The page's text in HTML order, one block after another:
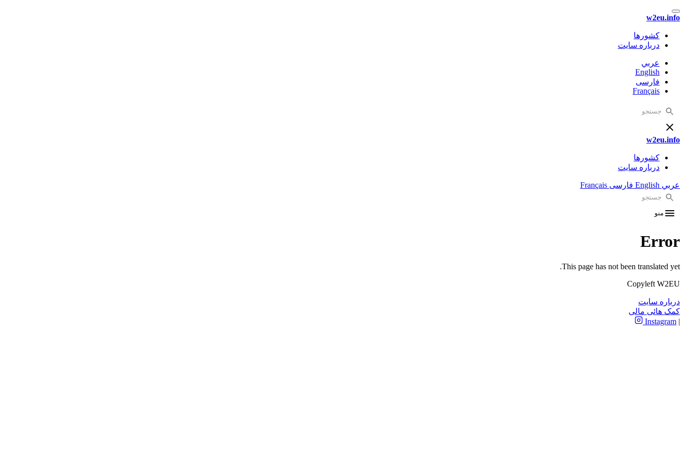
w2eu.info
کشورها
درباره سایت
عربي
English
فارسی
Français
w2eu.info
کشورها
درباره سایت
عربي English فارسی Français
منو
Error
This page has not been translated yet.
Copyleft W2EU
درباره سایت
کمک هائی مالی
|
Instagram